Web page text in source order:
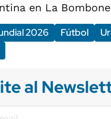
en La
2026 Fútbol
al